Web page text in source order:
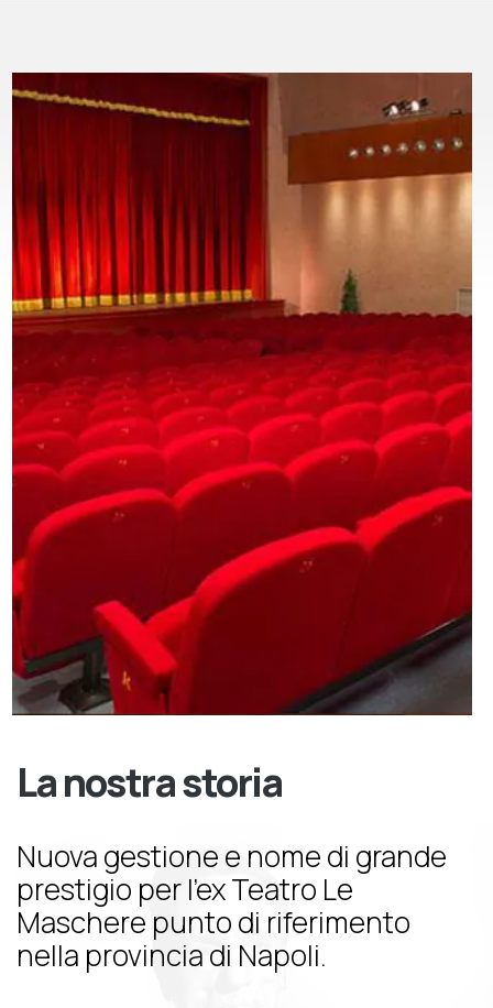
La nostra storia
Nuova gestione e nome di grande
prestigio per l’ex Teatro Le
Maschere punto di riferimento
nella provincia di Napoli.